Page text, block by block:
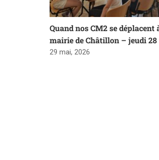
Quand nos CM2 se déplacent
mairie de Châtillon – jeudi
29 mai, 2026